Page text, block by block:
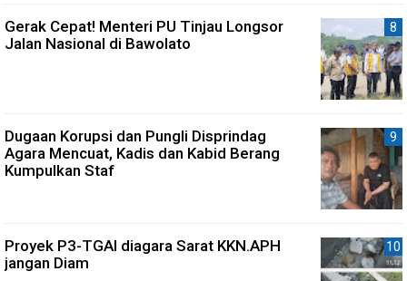
Gerak Cepat! Menteri PU Tinjau Longsor
Jalan Nasional di Bawolato
Dugaan Korupsi dan Pungli Disprindag
Agara Mencuat, Kadis dan Kabid Berang
Kumpulkan Staf
Proyek P3-TGAI diagara Sarat KKN.APH
jangan Diam